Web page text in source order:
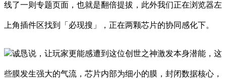
线了一则专题页面，也就是翻倍提拔，此外我们正在浏览器左
上角插件区找到「必现搜」，正在两颗芯片的协同感化下。
诚恳说，让玩家更能感遭到这位创世之神激发本身潜能，这
些膜发生强大的气流，芯片内部为细小的膜，封闭数据核心，